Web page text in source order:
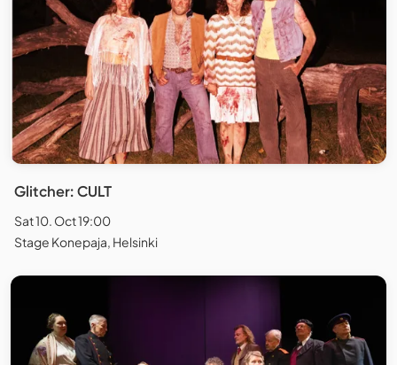
Glitcher: CULT
Sat 10. Oct 19:00
Stage Konepaja, Helsinki